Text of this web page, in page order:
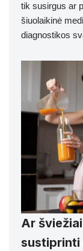
tik susirgus ar
šiuolaikinė
diagnostikos
Ar
sustiprinti